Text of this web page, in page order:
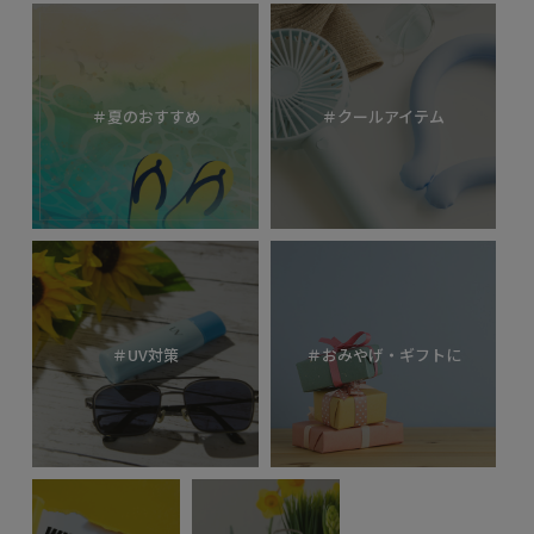
＃夏のおすすめ ＃クールアイテム
＃UV対策 ＃おみやげ・ギフトに